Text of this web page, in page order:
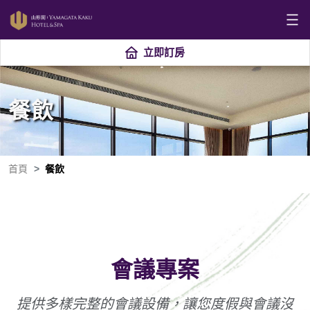
立即訂房
餐飲
首頁 餐飲
會議專案
提供多樣完整的會議設備，讓您度假與會議沒